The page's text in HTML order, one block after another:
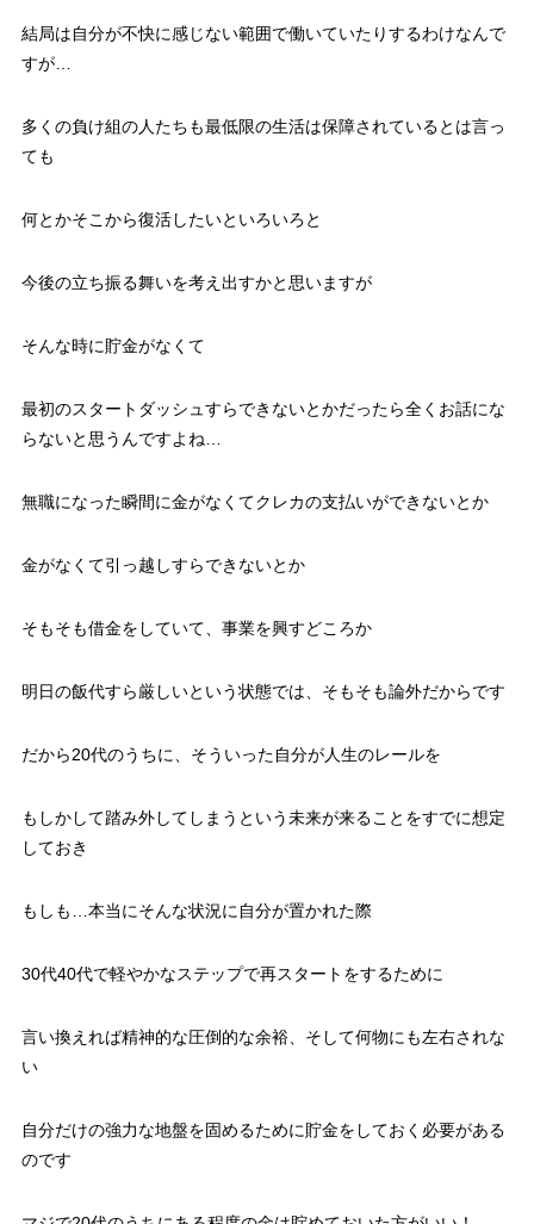
結局は自分が不快に感じない範囲で働いていたりするわけなんで
すが…
多くの負け組の人たちも最低限の生活は保障されているとは言っ
ても
何とかそこから復活したいといろいろと
今後の立ち振る舞いを考え出すかと思いますが
そんな時に貯金がなくて
最初のスタートダッシュすらできないとかだったら全くお話にな
らないと思うんですよね…
無職になった瞬間に金がなくてクレカの支払いができないとか
金がなくて引っ越しすらできないとか
そもそも借金をしていて、事業を興すどころか
明日の飯代すら厳しいという状態では、そもそも論外だからです
だから20代のうちに、そういった自分が人生のレールを
もしかして踏み外してしまうという未来が来ることをすでに想定
しておき
もしも…本当にそんな状況に自分が置かれた際
30代40代で軽やかなステップで再スタートをするために
言い換えれば精神的な圧倒的な余裕、そして何物にも左右されな
い
自分だけの強力な地盤を固めるために貯金をしておく必要がある
のです